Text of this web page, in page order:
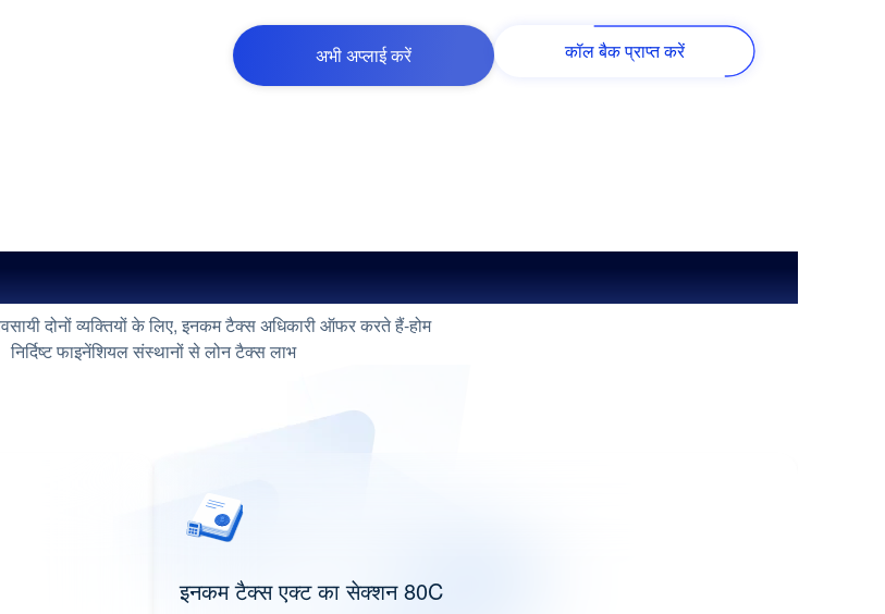
अभी अप्लाई करें कॉल बैक प्राप्त करें
टैक्स लाभ
दोनों व्यक्तियों के लिए, इनकम टैक्स अधिकारी ऑफर करते हैं-होम
निर्दिष्ट फाइनेंशियल संस्थानों से लोन टैक्स लाभ
इनकम टैक्स एक्ट का सेक्शन 80C